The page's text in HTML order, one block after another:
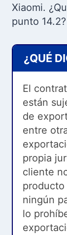
Xiaomi.
punto 14.2?
¿QUÉ
El
están
de
entre
propia
cliente
producto
ningún
lo